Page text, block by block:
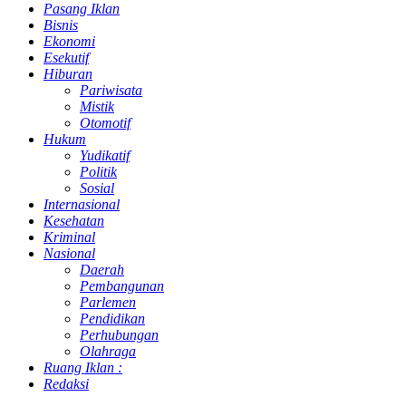
Pasang Iklan
Bisnis
Ekonomi
Esekutif
Hiburan
Pariwisata
Mistik
Otomotif
Hukum
Yudikatif
Politik
Sosial
Internasional
Kesehatan
Kriminal
Nasional
Daerah
Pembangunan
Parlemen
Pendidikan
Perhubungan
Olahraga
Ruang Iklan :
Redaksi